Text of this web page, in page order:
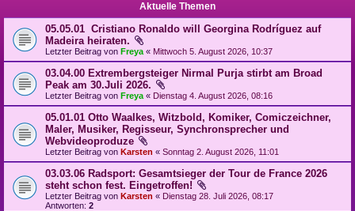
Aktuelle Themen
05.05.01 Cristiano Ronaldo will Georgina Rodríguez auf
Madeira heiraten.
Letzter Beitrag von Freya « Mittwoch 5. August 2026, 10:37
03.04.00 Extrembergsteiger Nirmal Purja stirbt am Broad
Peak am 30.Juli 2026.
Letzter Beitrag von Freya « Dienstag 4. August 2026, 08:16
05.01.01 Otto Waalkes, Witzbold, Komiker, Comiczeichner,
Maler, Musiker, Regisseur, Synchronsprecher und
Webvideoproduze
Letzter Beitrag von Karsten « Sonntag 2. August 2026, 11:01
03.03.06 Radsport: Gesamtsieger der Tour de France 2026
steht schon fest. Eingetroffen!
Letzter Beitrag von Karsten « Dienstag 28. Juli 2026, 08:17
Antworten: 2